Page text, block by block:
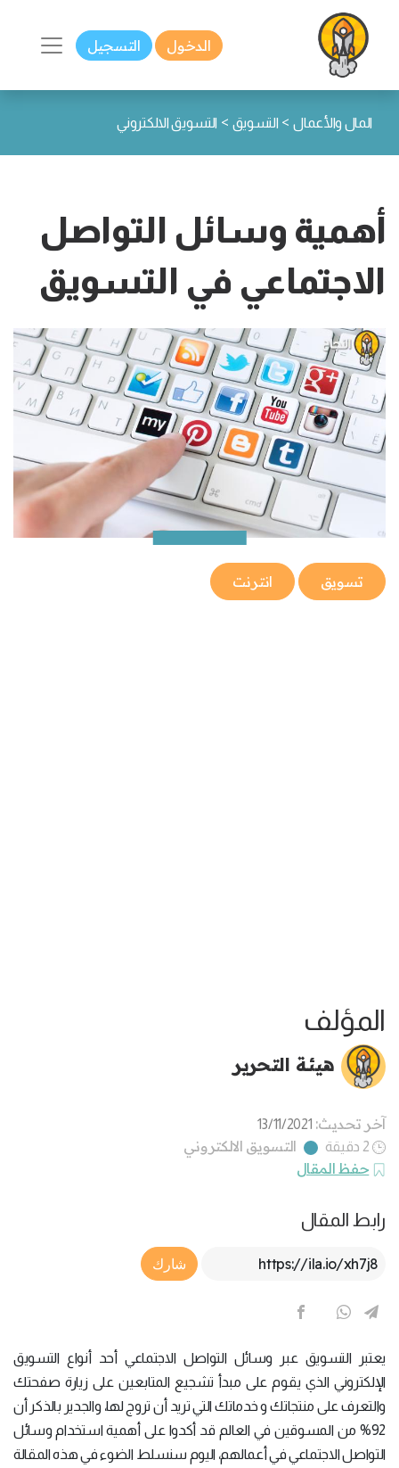
الدخول التسجيل
المال والأعمال > التسويق > التسويق الالكتروني
أهمية وسائل التواصل
الاجتماعي في التسويق
تسويق انترنت
المؤلف
هيئة التحرير
آخر تحديث: 13/11/2021
2 دقيقة
التسويق الالكتروني
حفظ المقال
رابط المقال
Article Link
شارك
يعتبر التسويق عبر وسائل التواصل الاجتماعي أحد أنواع التسويق
الإلكتروني الذي يقوم على مبدأ تشجيع المتابعين على زيارة صفحتك
والتعرف على منتجاتك و خدماتك التي تريد أن تروج لها، والجدير بالذكر أن
92% من المسوقين في العالم قد أكدوا على أهمية استخدام وسائل
التواصل الاجتماعي في أعمالهم، اليوم سنسلط الضوء في هذه المقالة